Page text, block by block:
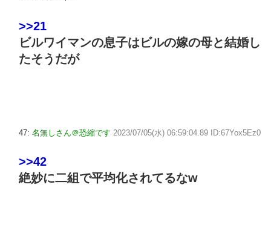
>>21
ビルワイマンの息子はビルの嫁の母と結婚し
たそうだが
47: 名無しさん＠恐縮です 2023/07/05(水) 06:59:04.89 ID:67Yox5Ez0
>>42
絶妙に二組で平均化されてるなw